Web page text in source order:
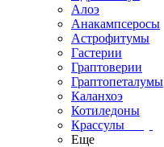
Алоэ
Анакампсеросы
Астрофитумы
Гастерии
Граптоверии
Граптопеталумы
Каланхоэ
Котиледоны
Крассулы
Еще